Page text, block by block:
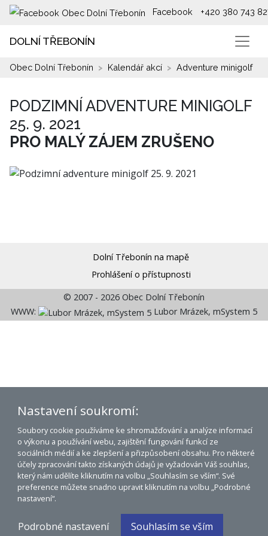
Facebook +420 380 743
DOLNÍ TŘEBONÍN
Obec Dolní Třebonín Kalendář akcí Adventure minigolf
PODZIMNÍ ADVENTURE MINIGOLF
25. 9. 2021
PRO MALÝ ZÁJEM ZRUŠENO
Dolní Třebonín na mapě
Prohlášení o přístupnosti
© 2007 - 2026 Obec Dolní Třebonín
WWW:
Lubor Mrázek, mSystem 5
Nastavení soukromí:
Soubory cookie používáme ke shromažďování a analýze informací
o výkonu a používání webu, zajištění fungování funkcí ze
sociálních médií a ke zlepšení a přizpůsobení obsahu. Pro některé
účely zpracování takto získaných údajů je vyžadován Váš souhlas,
který nám udělíte kliknutím na volbu „Souhlasím se vším“. Své
preference můžete snadno upravit kliknutím na volbu „Podrobné
nastavení“.
Podrobné nastavení Souhlasím se vším